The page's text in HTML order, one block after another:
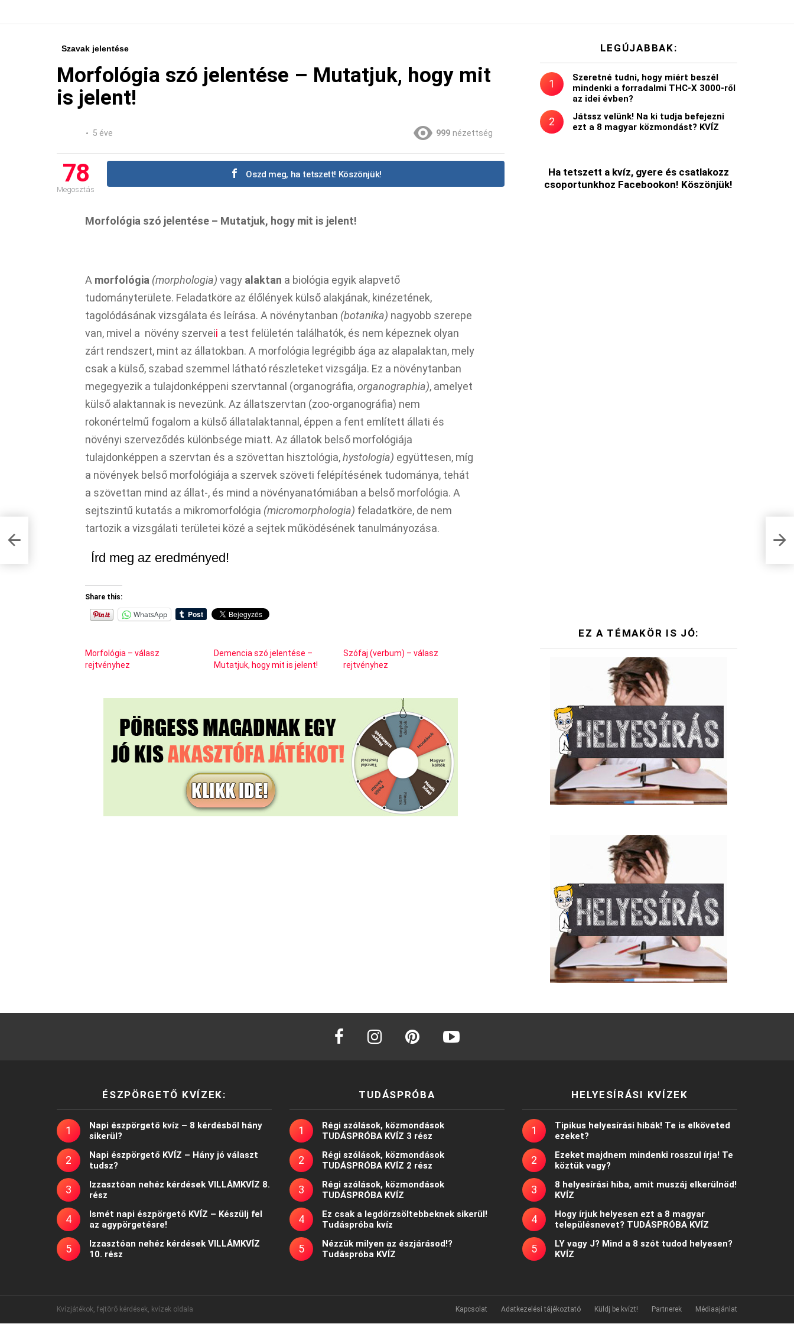
Szavak jelentése
Morfológia szó jelentése – Mutatjuk, hogy mit
is jelent!
5 éve 999 nézettség
78
Megosztás
Oszd meg, ha tetszett! Köszönjük!
Morfológia szó jelentése – Mutatjuk, hogy mit is jelent!
A morfológia (morphologia) vagy alaktan a biológia egyik alapvető
tudományterülete. Feladatköre az élőlények külső alakjának, kinézetének,
tagolódásának vizsgálata és leírása. A növénytanban (botanika) nagyobb szerepe
van, mivel a növény szerveii a test felületén találhatók, és nem képeznek olyan
zárt rendszert, mint az állatokban. A morfológia legrégibb ága az alapalaktan, mely
csak a külső, szabad szemmel látható részleteket vizsgálja. Ez a növénytanban
megegyezik a tulajdonképpeni szervtannal (organográfia,organographia), amelyet
külső alaktannak is nevezünk. Az állatszervtan (zoo-organográfia) nem
rokonértelmű fogalom a külső állatalaktannal, éppen a fent említett állati és
növényi szerveződés különbsége miatt. Az állatok belső morfológiája
tulajdonképpen a szervtan és a szövettan hisztológia,hystologia) együttesen, míg
a növények belső morfológiája a szervek szöveti felépítésének tudománya, tehát
a szövettan mind az állat-, és mind a növényanatómiában a belső morfológia. A
sejtszintű kutatás a mikromorfológia (micromorphologia) feladatköre, de nem
tartozik a vizsgálati területei közé a sejtek működésének tanulmányozása.
Írd meg az eredményed!
Share this:
WhatsApp
Morfológia – válasz
rejtvényhez
Demencia szó jelentése –
Mutatjuk, hogy mit is jelent!
Szófaj (verbum) – válasz
rejtvényhez
mit
LEGÚJABBAK:
Szeretné tudni, hogy miért beszél
mindenki a forradalmi THC-X 3000-ről
az idei évben?
Játssz velünk! Na ki tudja befejezni
ezt a 8 magyar közmondást? KVÍZ
Ha tetszett a kvíz, gyere és csatlakozz
csoportunkhoz Facebookon! Köszönjük!
EZ A TÉMAKÖR IS JÓ:
facebook instagram
ÉSZPÖRGETŐ KVÍZEK:
Napi észpörgető kvíz – 8 kérdésből hány
sikerül?
Napi észpörgető KVÍZ – Hány jó választ
tudsz?
Izzasztóan nehéz kérdések VILLÁMKVÍZ 8.
rész
Ismét napi észpörgető KVÍZ – Készülj fel
az agypörgetésre!
Izzasztóan nehéz kérdések VILLÁMKVÍZ
10. rész
TUDÁSPRÓBA
Régi szólások, közmondások
TUDÁSPRÓBA KVÍZ 3 rész
Régi szólások, közmondások
TUDÁSPRÓBA KVÍZ 2 rész
Régi szólások, közmondások
TUDÁSPRÓBA KVÍZ
Ez csak a legdörzsöltebbeknek sikerül!
Tudáspróba kvíz
Nézzük milyen az észjárásod!?
Tudáspróba KVÍZ
HELYESÍRÁSI KVÍZEK
Tipikus helyesírási hibák! Te is elköveted
ezeket?
Ezeket majdnem mindenki rosszul írja! Te
köztük vagy?
8 helyesírási hiba, amit muszáj elkerülnöd!
KVÍZ
Hogy írjuk helyesen ezt a 8 magyar
településnevet? TUDÁSPRÓBA KVÍZ
LY vagy J? Mind a 8 szót tudod helyesen?
KVÍZ
Kvízjátékok, fejtörő kérdések, kvízek oldala Kapcsolat Adatkezelési tájékoztató Küldj be kvízt! Partnerek Médiaajánlat